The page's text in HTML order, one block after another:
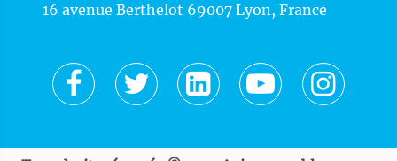
16 avenue Berthelot 69007 Lyon, France